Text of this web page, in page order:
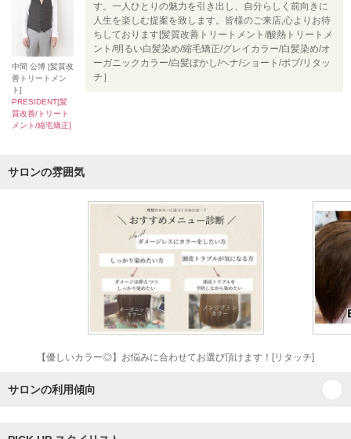
中間 公博 [髪質改
善トリートメン
ト]
PRESIDENT[髪
質改善/トリート
メント/縮毛矯正]
す。一人ひとりの魅力を引き出し、自分らしく前向きに
人生を楽しむ提案を致します。皆様のご来店,心よりお待
ちしております[髪質改善トリートメント/酸熱トリートメ
ント/明るい白髪染め/縮毛矯正/グレイカラー/白髪染め/オ
ーガニックカラー/白髪ぼかし/ヘナ/ショート/ボブ/リタッ
チ］
サロンの雰囲気
【優しいカラー◎】お悩みに合わせてお選び頂けます！[リタッチ]
サロンの利用傾向